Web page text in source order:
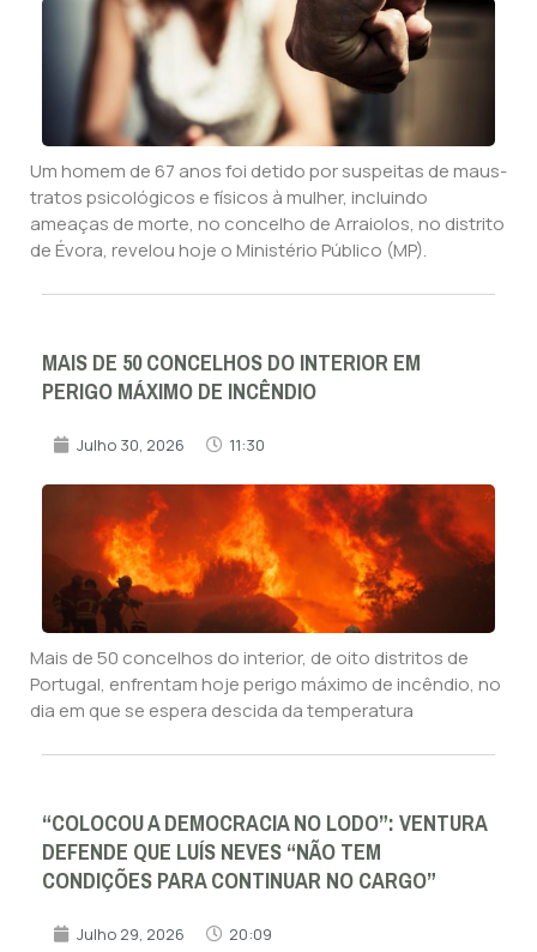
Um homem de 67 anos foi detido por suspeitas de maus-
tratos psicológicos e físicos à mulher, incluindo
ameaças de morte, no concelho de Arraiolos, no distrito
de Évora, revelou hoje o Ministério Público (MP).
MAIS DE 50 CONCELHOS DO INTERIOR EM
PERIGO MÁXIMO DE INCÊNDIO
Julho 30, 2026 11:30
Mais de 50 concelhos do interior, de oito distritos de
Portugal, enfrentam hoje perigo máximo de incêndio, no
dia em que se espera descida da temperatura
“COLOCOU A DEMOCRACIA NO LODO”: VENTURA
DEFENDE QUE LUÍS NEVES “NÃO TEM
CONDIÇÕES PARA CONTINUAR NO CARGO”
Julho 29, 2026 20:09